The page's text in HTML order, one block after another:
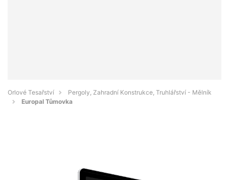
Orlové Tesařství
Pergoly, Zahradní Konstrukce, Truhlářství - Mělník
Europal Tůmovka